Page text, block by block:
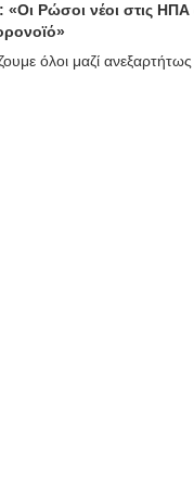
«Οι Ρώσοι νέοι στις
όλοι μαζί